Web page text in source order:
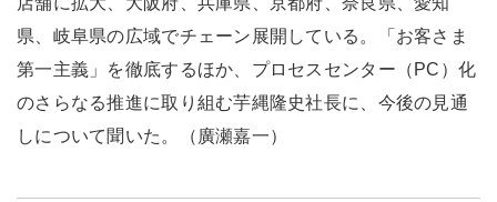
県、岐阜県の広域でチェーン展開している。「お客さま
第一主義」を徹底するほか、プロセスセンター（PC）化
のさらなる推進に取り組む芋縄隆史社長に、今後の見通
しについて聞いた。（廣瀬嘉一）